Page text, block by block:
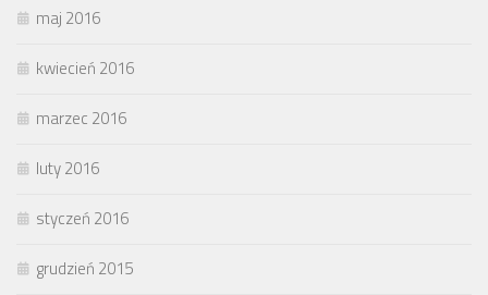
maj 2016
kwiecień 2016
marzec 2016
luty 2016
styczeń 2016
grudzień 2015